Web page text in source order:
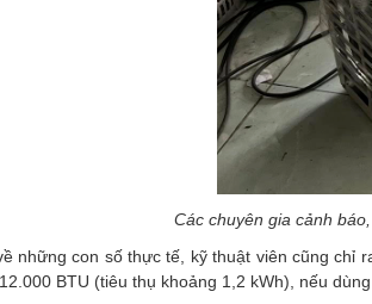
Các chuyên gia cảnh
những con số thực tế, kỹ thuật viên cũng chỉ
BTU (tiêu thụ khoảng 1,2 kWh), nếu